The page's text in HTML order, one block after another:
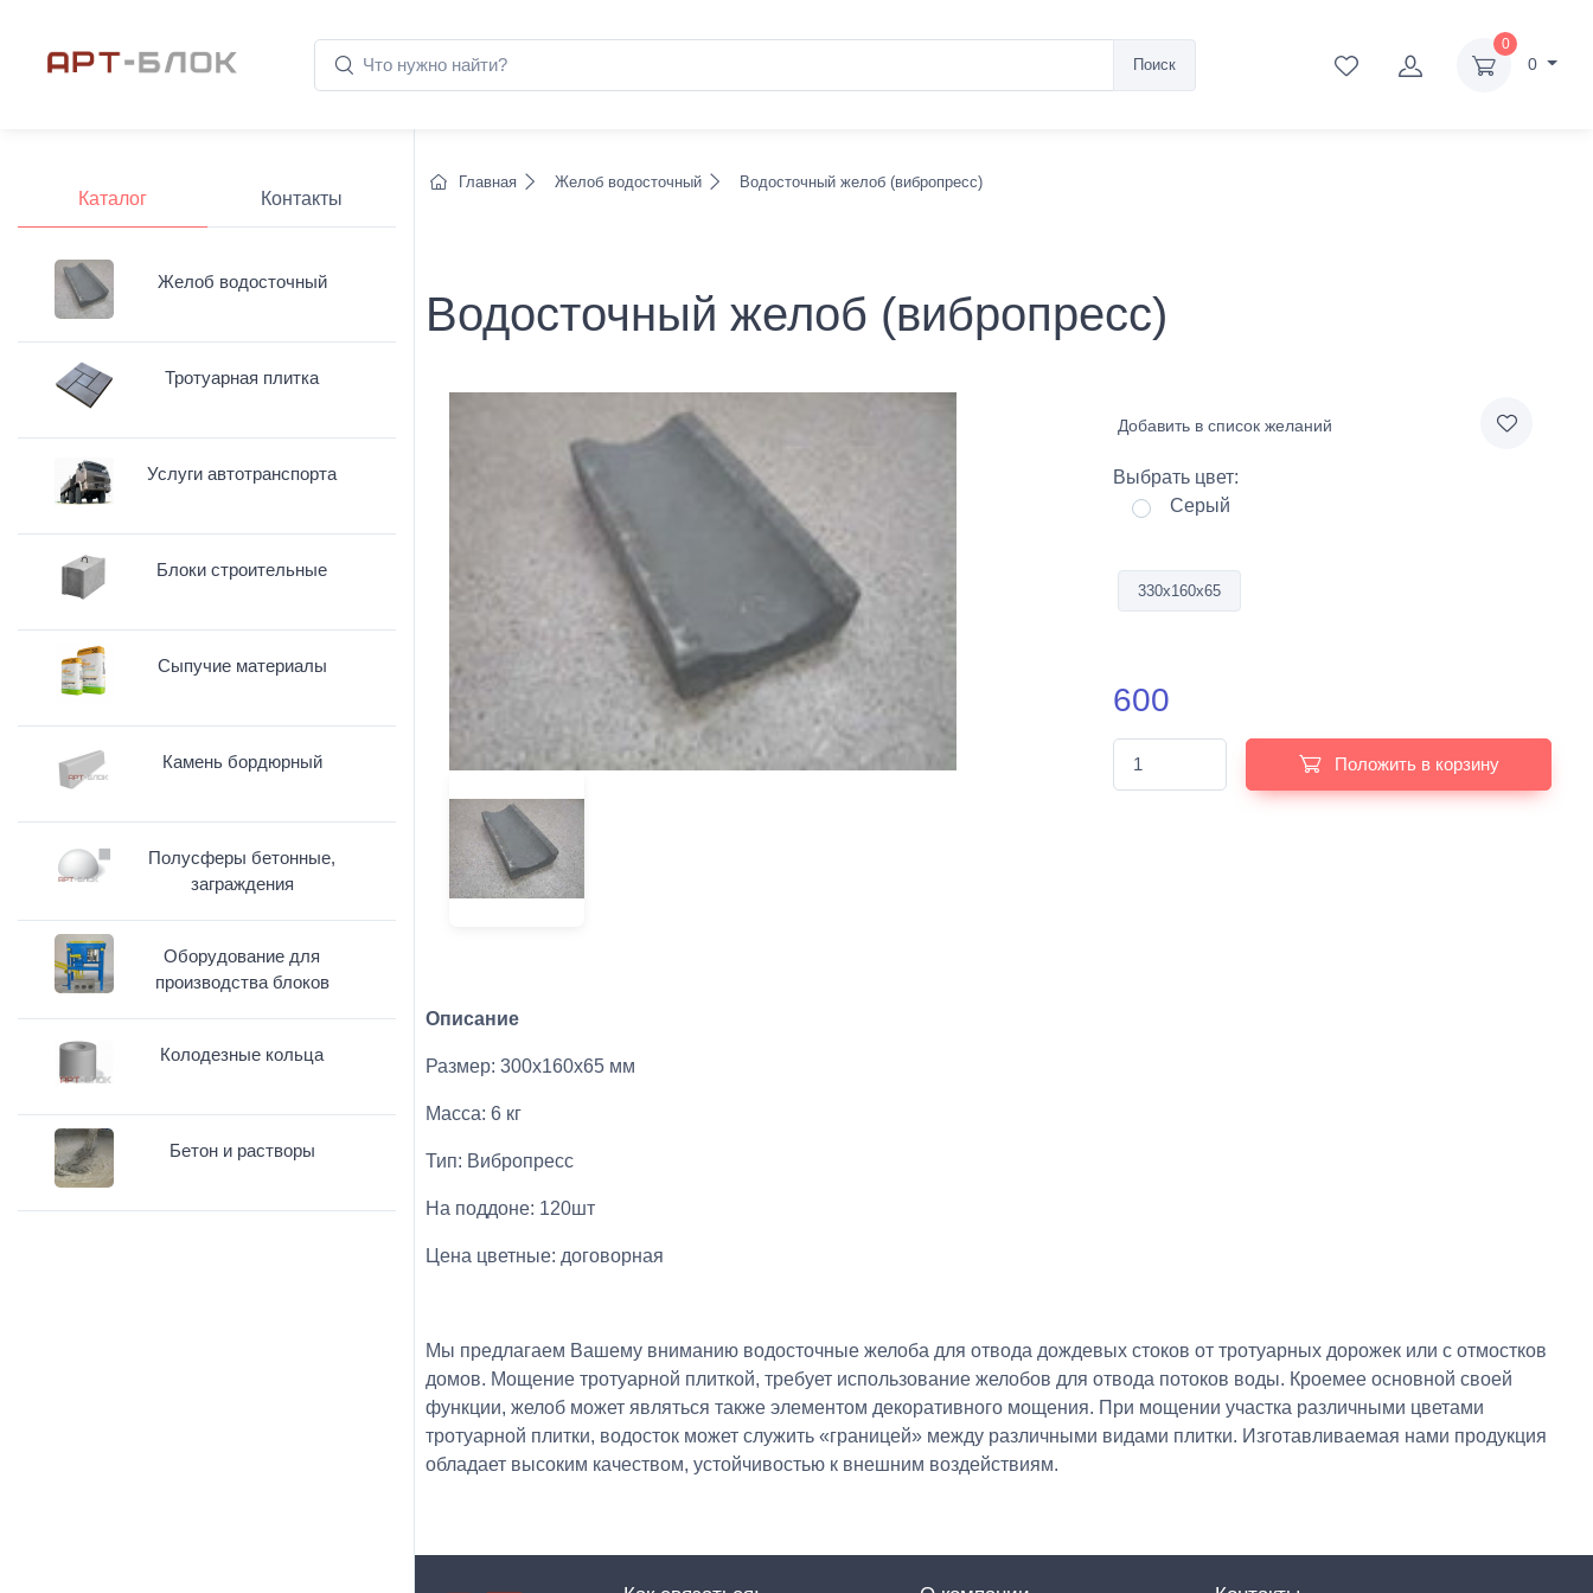
Поиск
0
0
Главная Желоб водосточный Водосточный желоб (вибропресс)
Водосточный желоб (вибропресс)
Добавить в список желаний
Выбрать цвет:
Серый
330х160х65
600
Положить в корзину
Описание
Размер: 300х160х65 мм
Масса: 6 кг
Тип: Вибропресс
На поддоне: 120шт
Цена цветные: договорная
Мы предлагаем Вашему вниманию водосточные желоба для отвода дождевых стоков от тротуарных дорожек или с отмостков
домов. Мощение тротуарной плиткой, требует использование желобов для отвода потоков воды. Кроемее основной своей
функции, желоб может являться также элементом декоративного мощения. При мощении участка различными цветами
тротуарной плитки, водосток может служить «границей» между различными видами плитки. Изготавливаемая нами продукция
обладает высоким качеством, устойчивостью к внешним воздействиям.
Каталог Контакты
Желоб водосточный
Тротуарная плитка
Услуги автотранспорта
Блоки строительные
Сыпучие материалы
Камень бордюрный
Полусферы бетонные,
заграждения
Оборудование для
производства блоков
Колодезные кольца
Бетон и растворы